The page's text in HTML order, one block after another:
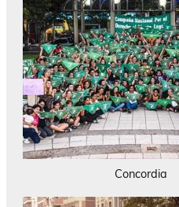
Concordia